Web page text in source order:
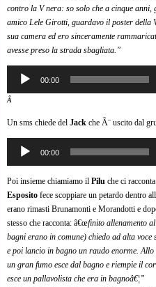
contro la V nera: so solo che a cinque anni,
amico Lele Girotti, guardavo il poster della
sua camera ed ero sinceramente
avesse preso la strada sbagliata.”
Audio
Player
00:00
Â
Un sms chiede del Jack che Ã¨ uscito dal
Audio
Player
00:00
Poi insieme chiamiamo il Pilu che ci
Esposito fece scoppiare un petardo dentro
erano rimasti Brunamonti e Morandotti e
stesso che racconta: â€œfinito allenamento
bagni erano in comune) chiedo ad alta voce
e poi lancio in bagno un raudo enorme.
un gran fumo esce dal bagno e riempie il
esce un pallavolista che era in bagnoâ€¦”